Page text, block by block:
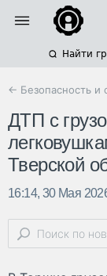
Найти
← Безопасность и
ДТП с
Тверской
16:14, 30 Мая